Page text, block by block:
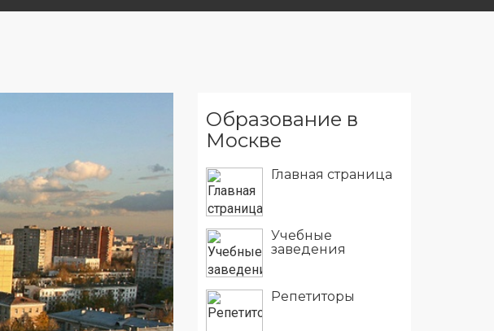
Образование в
Москве
Главная страница
Учебные
заведения
Репетиторы